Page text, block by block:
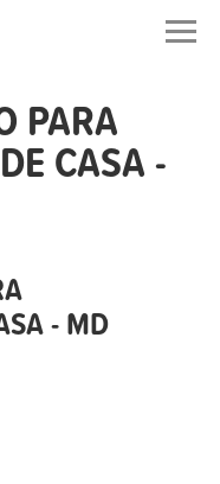
PARA
CASA -
- MD